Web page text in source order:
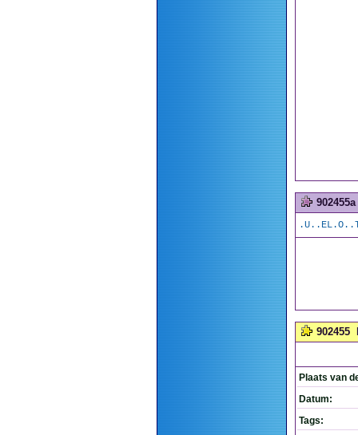
902455a
902455
Plaats van
Datum:
Tags: